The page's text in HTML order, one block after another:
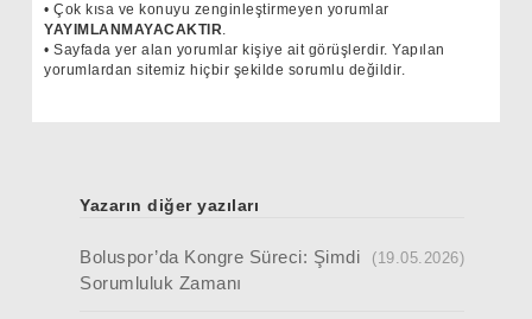
• Çok kısa ve konuyu zenginleştirmeyen yorumlar
YAYIMLANMAYACAKTIR.
• Sayfada yer alan yorumlar kişiye ait görüşlerdir. Yapılan
yorumlardan sitemiz hiçbir şekilde sorumlu değildir.
Yazarın diğer yazıları
Boluspor’da Kongre Süreci: Şimdi
Sorumluluk Zamanı
(19.05.2026)